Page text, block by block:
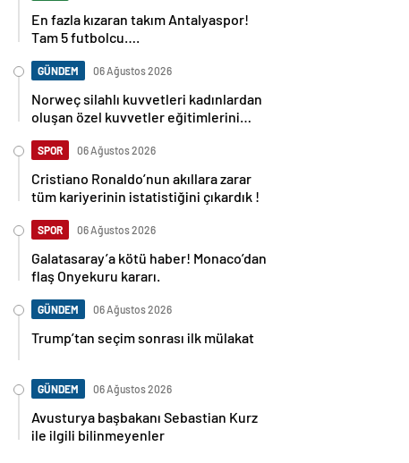
En fazla kızaran takım Antalyaspor!
Tam 5 futbolcu….
GÜNDEM 06 Ağustos 2026
Norweç silahlı kuvvetleri kadınlardan
oluşan özel kuvvetler eğitimlerini
SPOR 06 Ağustos 2026
Cristiano Ronaldo’nun akıllara zarar
tüm kariyerinin istatistiğini çıkardık !
SPOR 06 Ağustos 2026
Galatasaray’a kötü haber! Monaco’dan
flaş Onyekuru kararı.
GÜNDEM 06 Ağustos 2026
Trump’tan seçim sonrası ilk mülakat
GÜNDEM 06 Ağustos 2026
Avusturya başbakanı Sebastian Kurz
ile ilgili bilinmeyenler